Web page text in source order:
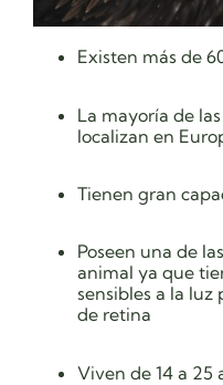
Existen más de
La mayoría de
localizan en
Tienen gran
Poseen una de
animal ya que
sensibles a la
de retina
Viven de 14 a 25